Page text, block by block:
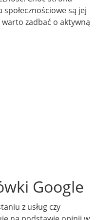
są jej
zadbać o aktywną
Google
z usług czy